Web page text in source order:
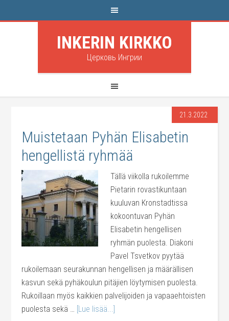
INKERIN KIRKKO
Церковь Ингрии
21.3.2022
Muistetaan Pyhän Elisabetin
hengellistä ryhmää
Tällä viikolla rukoilemme
Pietarin rovastikuntaan
kuuluvan Kronstadtissa
kokoontuvan Pyhän
Elisabetin hengellisen
ryhmän puolesta. Diakoni
Pavel Tsvetkov pyytää
rukoilemaan seurakunnan hengellisen ja määrällisen
kasvun sekä pyhäkoulun pitäjien löytymisen puolesta.
Rukoillaan myös kaikkien palvelijoiden ja vapaaehtoisten
puolesta sekä … [Lue lisää...]